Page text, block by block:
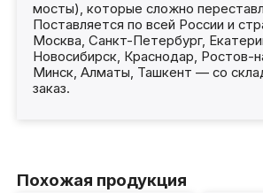
мосты), которые сложно
Поставляется по всей России и
Москва, Санкт-Петербург,
Новосибирск, Краснодар, Ростов-
Минск, Алматы, Ташкент — со
заказ.
Похожая продукция